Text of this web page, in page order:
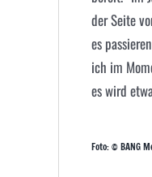
der Seite
es
ich im
es wird
Foto: © BANG